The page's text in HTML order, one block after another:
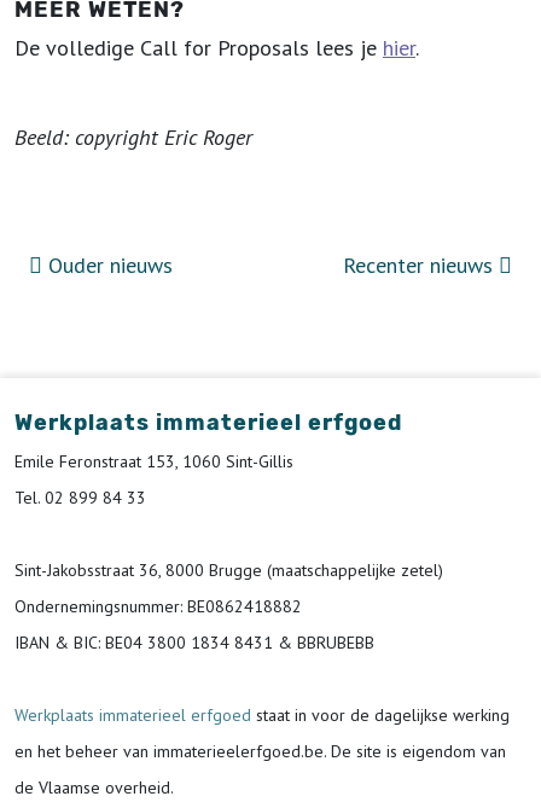
MEER WETEN?
De volledige Call for Proposals lees je hier.
Beeld: copyright Eric Roger
Ouder nieuws Recenter nieuws
Werkplaats immaterieel erfgoed
Emile Feronstraat 153, 1060 Sint-Gillis
Tel. 02 899 84 33
Sint-Jakobsstraat 36, 8000 Brugge (maatschappelijke zetel)
Ondernemingsnummer: BE0862418882
IBAN & BIC: BE04 3800 1834 8431 & BBRUBEBB
Werkplaats immaterieel erfgoed staat in voor de dagelijkse werking
en het beheer van immaterieelerfgoed.be. De site is eigendom van
de Vlaamse overheid.